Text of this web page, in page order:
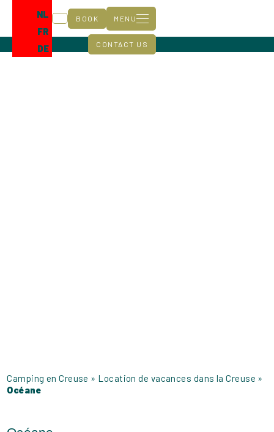
NL
FR
DE
CONTACT US
BOOK MENU
Camping en Creuse » Location de vacances dans la Creuse »
Océane